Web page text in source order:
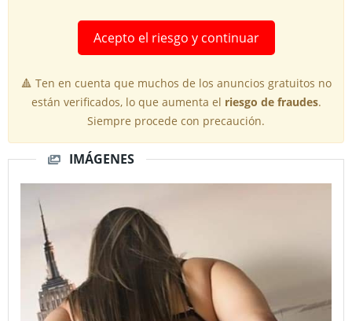
Acepto el riesgo y continuar
🔺 Ten en cuenta que muchos de los anuncios gratuitos no
están verificados, lo que aumenta el riesgo de fraudes.
Siempre procede con precaución.
IMÁGENES